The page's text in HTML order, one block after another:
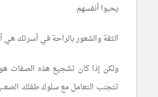
يحبوا أنفسهم.
الثقة والشعور بالراحة في أسرتكهي
ولكن إذا كان تشجيع هذه الصفات هو
تتجنب التعامل مع سلوك طفلك الصعب